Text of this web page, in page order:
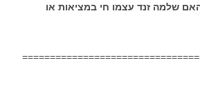
שלמה זנד עצמו חי במציאות או